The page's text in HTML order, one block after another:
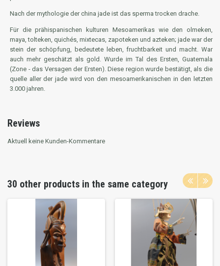
Nach der mythologie der china jade ist das sperma trocken drache.
Für die prähispanischen kulturen Mesoamerikas wie den olmeken,
maya, tolteken, quichés, mixtecas, zapoteken und azteken; jade war der
stein der schöpfung, bedeutete leben, fruchtbarkeit und macht. War
auch mehr geschätzt als gold. Wurde im Tal des Ersten, Guatemala
(Zone - das Versagen der Ersten). Diese region wurde bestätigt, als die
quelle aller der jade wird von den mesoamerikanischen in den letzten
3.000 jahren.
Reviews
Aktuell keine Kunden-Kommentare
30 other products in the same category